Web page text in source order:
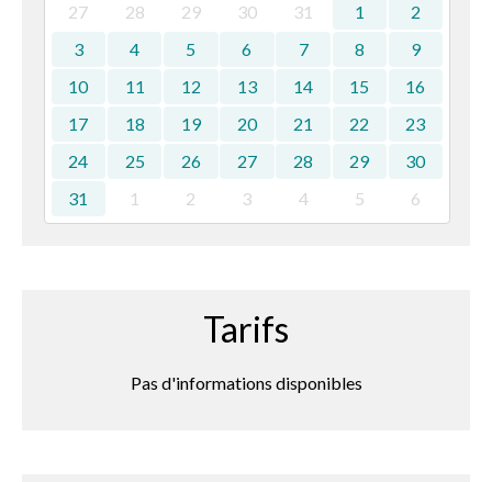
27 28 29 30 31 1
2
3
4 5 6 7 8
9
10
11 12 13 14 15
16
17
18 19 20 21 22
23
24
25 26 27 28 29
30
31
1 2 3 4 5 6
Tarifs
Pas d'informations disponibles